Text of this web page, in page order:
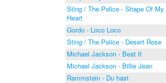
Sting / The Police - Shape Of My
Heart
Gordo - Loco Loco
Sting / The Police - Desert Rose
Michael Jackson - Beat It
Michael Jackson - Billie Jean
Rammstein - Du hast